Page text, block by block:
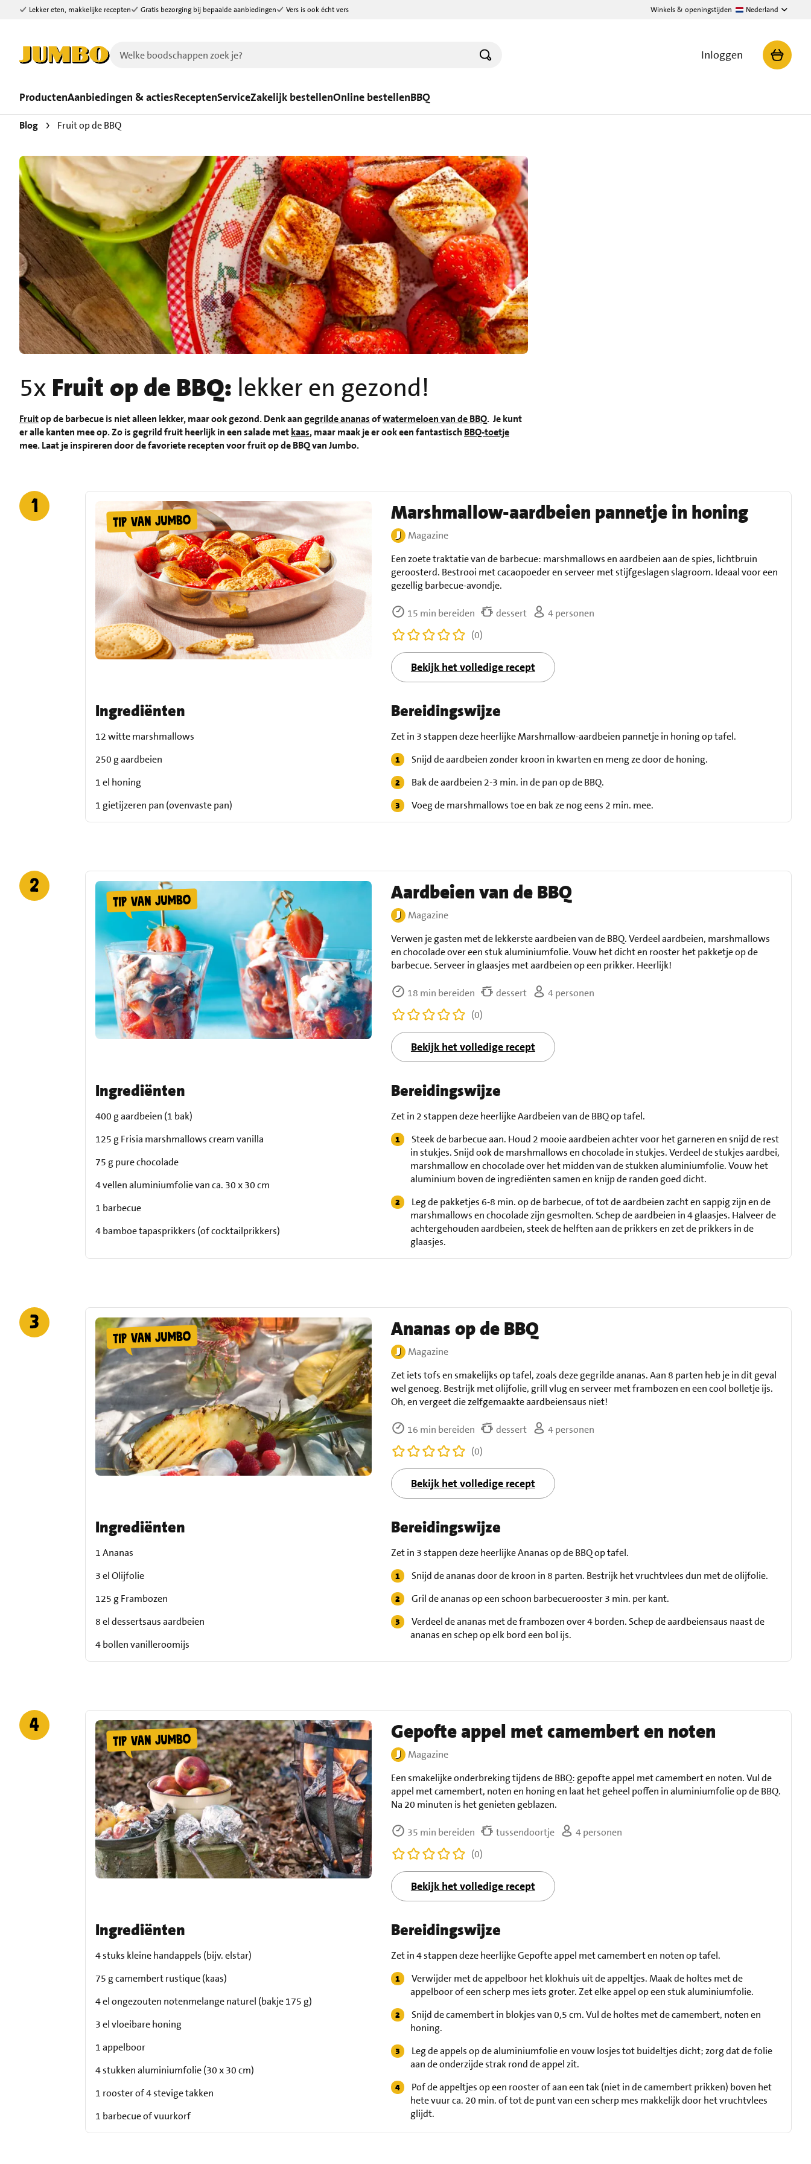
Ga naar zoeken
Ga naar hoofdinhoud
Lekker eten, makkelijke recepten Gratis bezorging bij bepaalde aanbiedingen Vers is ook écht vers Winkels & openingstijden Nederland
Inloggen
ProductenAanbiedingen & actiesReceptenServiceZakelijk bestellenOnline bestellenBBQ
Blog Fruit op de BBQ
5x Fruit op de BBQ: lekker en gezond!
Fruitop de barbecue is niet alleen lekker, maar ook gezond. Denk aangegrilde ananasofwatermeloen van de BBQ. Je kunt
er alle kanten mee op. Zo is gegrild fruit heerlijk in een salade metkaas, maar maak je er ook een fantastisch BBQ-toetje
mee. Laat je inspireren door de favoriete recepten voor fruit op de BBQ van Jumbo.
Marshmallow-aardbeien pannetje in honing
Magazine
Een zoete traktatie van de barbecue: marshmallows en aardbeien aan de spies, lichtbruin
geroosterd. Bestrooi met cacaopoeder en serveer met stijfgeslagen slagroom. Ideaal voor een
gezellig barbecue-avondje.
15 min bereiden dessert
4 personen
(0)
Bekijk het volledige recept
Ingrediënten
12 witte marshmallows
250 g aardbeien
1 el honing
1 gietijzeren pan (ovenvaste pan)
Bereidingswijze
Zet in 3 stappen deze heerlijke Marshmallow-aardbeien pannetje in honing op tafel.
Snijd de aardbeien zonder kroon in kwarten en meng ze door de honing.
Bak de aardbeien 2-3 min. in de pan op de BBQ.
Voeg de marshmallows toe en bak ze nog eens 2 min. mee.
Aardbeien van de BBQ
Magazine
Verwen je gasten met de lekkerste aardbeien van de BBQ. Verdeel aardbeien, marshmallows
en chocolade over een stuk aluminiumfolie. Vouw het dicht en rooster het pakketje op de
barbecue. Serveer in glaasjes met aardbeien op een prikker. Heerlijk!
18 min bereiden dessert
4 personen
(0)
Bekijk het volledige recept
Ingrediënten
400 g aardbeien (1 bak)
125 g Frisia marshmallows cream vanilla
75 g pure chocolade
4 vellen aluminiumfolie van ca. 30 x 30 cm
1 barbecue
4 bamboe tapasprikkers (of cocktailprikkers)
Bereidingswijze
Zet in 2 stappen deze heerlijke Aardbeien van de BBQ op tafel.
Steek de barbecue aan. Houd 2 mooie aardbeien achter voor het garneren en snijd de rest
in stukjes. Snijd ook de marshmallows en chocolade in stukjes. Verdeel de stukjes aardbei,
marshmallow en chocolade over het midden van de stukken aluminiumfolie. Vouw het
aluminium boven de ingrediënten samen en knijp de randen goed dicht.
Leg de pakketjes 6-8 min. op de barbecue, of tot de aardbeien zacht en sappig zijn en de
marshmallows en chocolade zijn gesmolten. Schep de aardbeien in 4 glaasjes. Halveer de
achtergehouden aardbeien, steek de helften aan de prikkers en zet de prikkers in de
glaasjes.
Ananas op de BBQ
Magazine
Zet iets tofs en smakelijks op tafel, zoals deze gegrilde ananas. Aan 8 parten heb je in dit geval
wel genoeg. Bestrijk met olijfolie, grill vlug en serveer met frambozen en een cool bolletje ijs.
Oh, en vergeet die zelfgemaakte aardbeiensaus niet!
16 min bereiden dessert
4 personen
(0)
Bekijk het volledige recept
Ingrediënten
1 Ananas
3 el Olijfolie
125 g Frambozen
8 el dessertsaus aardbeien
4 bollen vanilleroomijs
Bereidingswijze
Zet in 3 stappen deze heerlijke Ananas op de BBQ op tafel.
Snijd de ananas door de kroon in 8 parten. Bestrijk het vruchtvlees dun met de olijfolie.
Gril de ananas op een schoon barbecuerooster 3 min. per kant.
Verdeel de ananas met de frambozen over 4 borden. Schep de aardbeiensaus naast de
ananas en schep op elk bord een bol ijs.
Gepofte appel met camembert en noten
Magazine
Een smakelijke onderbreking tijdens de BBQ: gepofte appel met camembert en noten. Vul de
appel met camembert, noten en honing en laat het geheel poffen in aluminiumfolie op de BBQ.
Na 20 minuten is het genieten geblazen.
35 min bereiden tussendoortje
4 personen
(0)
Bekijk het volledige recept
Ingrediënten
4 stuks kleine handappels (bijv. elstar)
75 g camembert rustique (kaas)
4 el ongezouten notenmelange naturel (bakje 175 g)
3 el vloeibare honing
1 appelboor
4 stukken aluminiumfolie (30 x 30 cm)
1 rooster of 4 stevige takken
1 barbecue of vuurkorf
Bereidingswijze
Zet in 4 stappen deze heerlijke Gepofte appel met camembert en noten op tafel.
Verwijder met de appelboor het klokhuis uit de appeltjes. Maak de holtes met de
appelboor of een scherp mes iets groter. Zet elke appel op een stuk aluminiumfolie.
Snijd de camembert in blokjes van 0,5 cm. Vul de holtes met de camembert, noten en
honing.
Leg de appels op de aluminiumfolie en vouw losjes tot buideltjes dicht; zorg dat de folie
aan de onderzijde strak rond de appel zit.
Pof de appeltjes op een rooster of aan een tak (niet in de camembert prikken) boven het
hete vuur ca. 20 min. of tot de punt van een scherp mes makkelijk door het vruchtvlees
glijdt.